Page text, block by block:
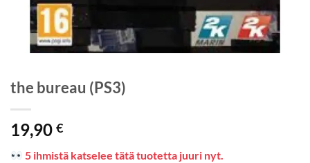
the bureau (PS3)
19,90 €
5 ihmistä katselee tätä tuotetta juuri nyt.